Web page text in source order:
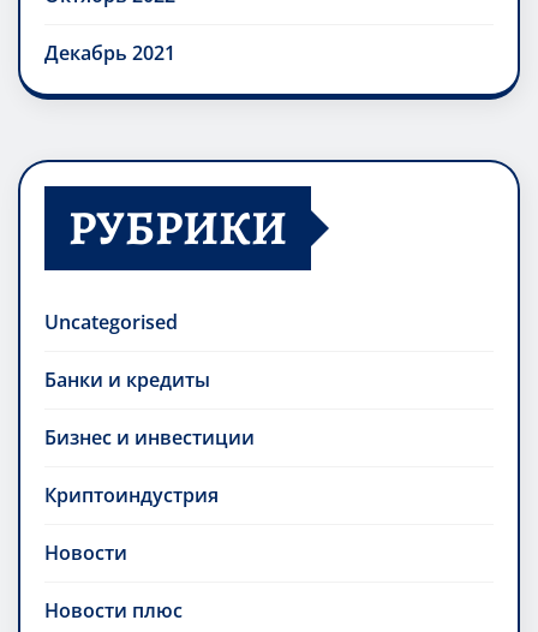
Декабрь 2021
РУБРИКИ
Uncategorised
Банки и кредиты
Бизнес и инвестиции
Криптоиндустрия
Новости
Новости плюс